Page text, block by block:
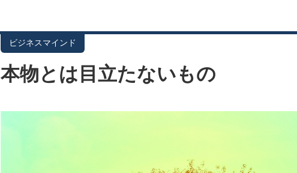
ビジネスマインド
本物とは目立たないもの